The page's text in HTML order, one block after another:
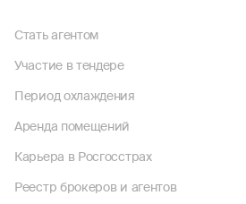
Стать агентом
Участие в тендере
Период охлаждения
Аренда помещений
Карьера в Росгосстрах
Реестр брокеров и агентов